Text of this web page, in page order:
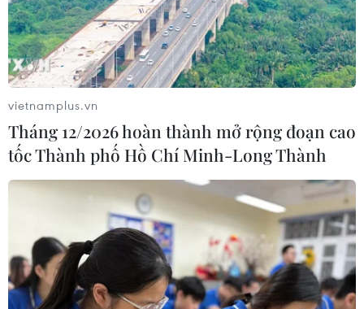
vietnamplus.vn
Tháng 12/2026 hoàn thành mở rộng đoạn cao
tốc Thành phố Hồ Chí Minh-Long Thành